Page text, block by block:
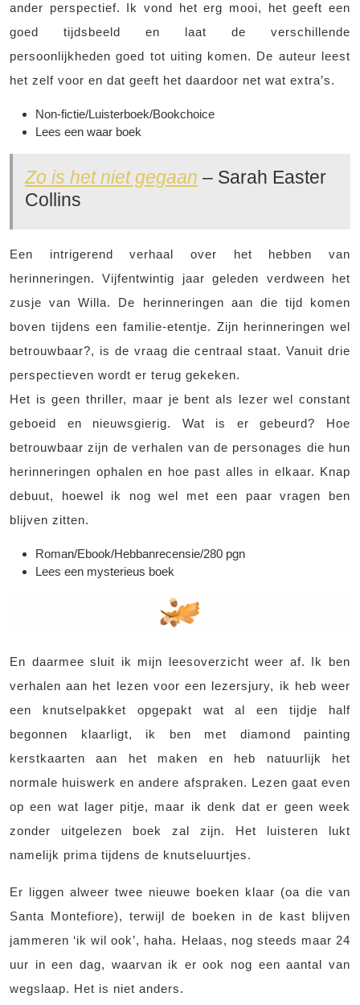
ander perspectief. Ik vond het erg mooi, het geeft een
goed tijdsbeeld en laat de verschillende
persoonlijkheden goed tot uiting komen. De auteur leest
het zelf voor en dat geeft het daardoor net wat extra’s.
Non-fictie/Luisterboek/Bookchoice
Lees een waar boek
Zo is het niet gegaan – Sarah Easter
Collins
Een intrigerend verhaal over het hebben van
herinneringen. Vijfentwintig jaar geleden verdween het
zusje van Willa. De herinneringen aan die tijd komen
boven tijdens een familie-etentje. Zijn herinneringen wel
betrouwbaar?, is de vraag die centraal staat. Vanuit drie
perspectieven wordt er terug gekeken.
Het is geen thriller, maar je bent als lezer wel constant
geboeid en nieuwsgierig. Wat is er gebeurd? Hoe
betrouwbaar zijn de verhalen van de personages die hun
herinneringen ophalen en hoe past alles in elkaar. Knap
debuut, hoewel ik nog wel met een paar vragen ben
blijven zitten.
Roman/Ebook/Hebbanrecensie/280 pgn
Lees een mysterieus boek
En daarmee sluit ik mijn leesoverzicht weer af. Ik ben
verhalen aan het lezen voor een lezersjury, ik heb weer
een knutselpakket opgepakt wat al een tijdje half
begonnen klaarligt, ik ben met diamond painting
kerstkaarten aan het maken en heb natuurlijk het
normale huiswerk en andere afspraken. Lezen gaat even
op een wat lager pitje, maar ik denk dat er geen week
zonder uitgelezen boek zal zijn. Het luisteren lukt
namelijk prima tijdens de knutseluurtjes.
Er liggen alweer twee nieuwe boeken klaar (oa die van
Santa Montefiore), terwijl de boeken in de kast blijven
jammeren ‘ik wil ook’, haha. Helaas, nog steeds maar 24
uur in een dag, waarvan ik er ook nog een aantal van
wegslaap. Het is niet anders.